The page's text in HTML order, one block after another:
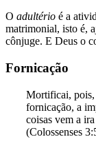
O adultério é a
matrimonial, isto é,
cônjuge. E Deus o
Fornicação
Mortificai, pois,
fornicação, a
coisas vem a
(Colossenses